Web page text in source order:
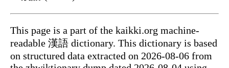
This page is a part of the kaikki.org machine-
readable 漢語 dictionary. This dictionary is based
on structured data extracted on 2026-08-06 from